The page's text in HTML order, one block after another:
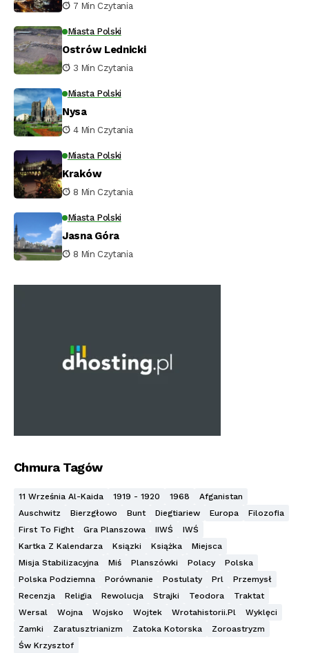
7 Min Czytania
Miasta Polski
Ostrów Lednicki
3 Min Czytania
Miasta Polski
Nysa
4 Min Czytania
Miasta Polski
Kraków
8 Min Czytania
Miasta Polski
Jasna Góra
8 Min Czytania
Chmura Tagów
11 Września Al-Kaida 1919 - 1920 1968
Afganistan
Auschwitz
Bierzgłowo Bunt Diegtiariew Europa
Filozofia
First To Fight
Gra Planszowa IIWŚ
IWŚ
Kartka Z Kalendarza
Ksiązki Książka
Miejsca
Misja Stabilizacyjna
Miś Planszówki Polacy
Polska
Polska Podziemna
Porównanie Postulaty Prl
Przemysł
Recenzja
Religia Rewolucja Strajki Teodora
Traktat
Wersal
Wojna Wojsko Wojtek Wrotahistorii.pl
Wyklęci
Zamki
Zaratusztrianizm Zatoka Kotorska
Zoroastryzm
Św Krzysztof